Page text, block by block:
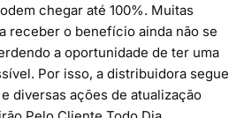
chegar até 100%. Muitas
receber o benefício ainda não se
a oportunidade de ter uma
Por isso, a distribuidora segue
diversas ações de atualização